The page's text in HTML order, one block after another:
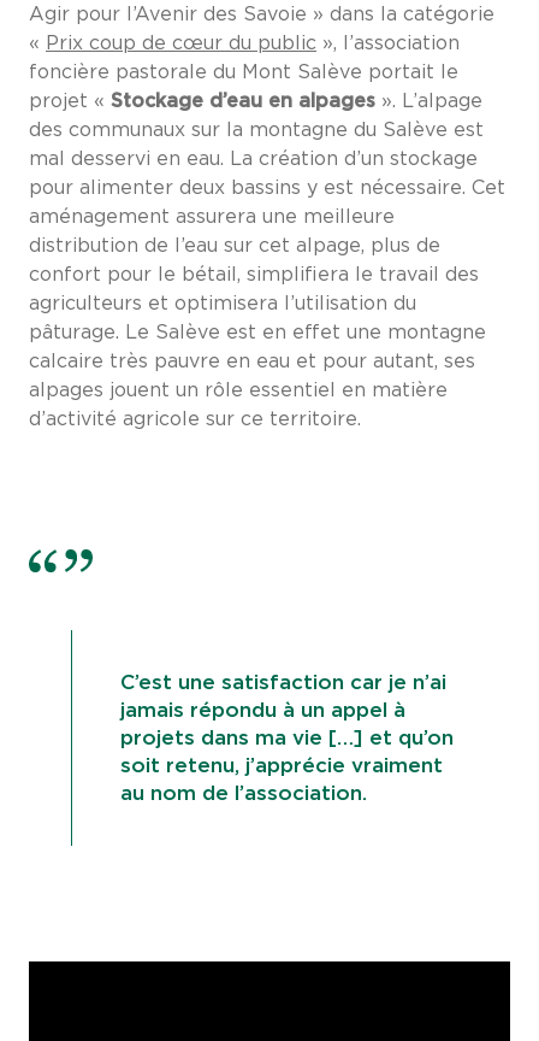
Agir pour l’Avenir des Savoie » dans la catégorie
« Prix coup de cœur du public », l’association
foncière pastorale du Mont Salève portait le
projet « Stockage d’eau en alpages ». L’alpage
des communaux sur la montagne du Salève est
mal desservi en eau. La création d’un stockage
pour alimenter deux bassins y est nécessaire. Cet
aménagement assurera une meilleure
distribution de l’eau sur cet alpage, plus de
confort pour le bétail, simplifiera le travail des
agriculteurs et optimisera l’utilisation du
pâturage. Le Salève est en effet une montagne
calcaire très pauvre en eau et pour autant, ses
alpages jouent un rôle essentiel en matière
d’activité agricole sur ce territoire.
C’est une satisfaction car je n’ai
jamais répondu à un appel à
projets dans ma vie […] et qu’on
soit retenu, j’apprécie vraiment
au nom de l’association.